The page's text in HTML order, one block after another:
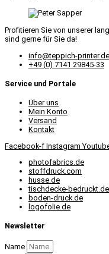
Profitieren Sie von unserer
sind gerne für Sie da!
info@teppich-printer.de
+49 (0) 7141 29845-33
Service und Portale
Über uns
Mein Konto
Versand
Kontakt
Facebook-f Instagram
photofabrics.de
stoffdruck.com
husse.de
tischdecke-bedruckt.de
boden-druck.de
logofolie.de
Newsletter
Name